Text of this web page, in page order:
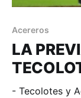
Acereros
LA
- Tecolotes y